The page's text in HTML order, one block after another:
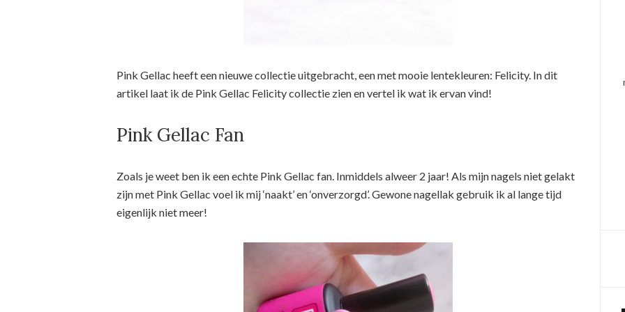
Pink Gellac heeft een nieuwe collectie uitgebracht, een met mooie lentekleuren: Felicity. In dit
artikel laat ik de Pink Gellac Felicity collectie zien en vertel ik wat ik ervan vind!
Pink Gellac Fan
Zoals je weet ben ik een echte Pink Gellac fan. Inmiddels alweer 2 jaar! Als mijn nagels niet gelakt
zijn met Pink Gellac voel ik mij ‘naakt’ en ‘onverzorgd’. Gewone nagellak gebruik ik al lange tijd
eigenlijk niet meer!